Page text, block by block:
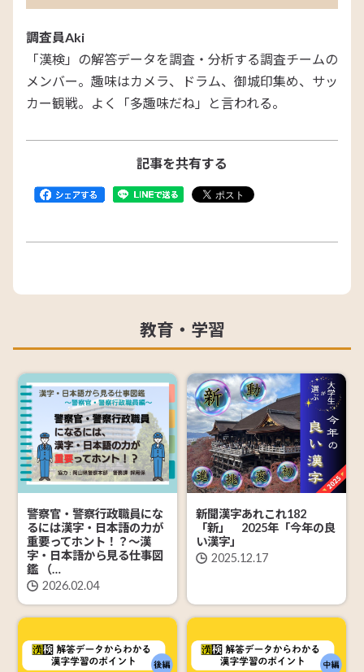
調査員Aki
「漢検」の解答データを調査・分析する調査チームの
メンバー。趣味はカメラ、ドラム、御城印集め、サッ
カー観戦。よく「多趣味だね」と言われる。
記事を共有する
教育・学習
警察官・警察行政職員にな
るには漢字・日本語の力が
重要ってホント！？～漢
字・日本語から見る仕事図
鑑 （…
2026.02.04
新聞漢字あれこれ182
「新」 2025年「今年の良
い漢字」
2025.12.17